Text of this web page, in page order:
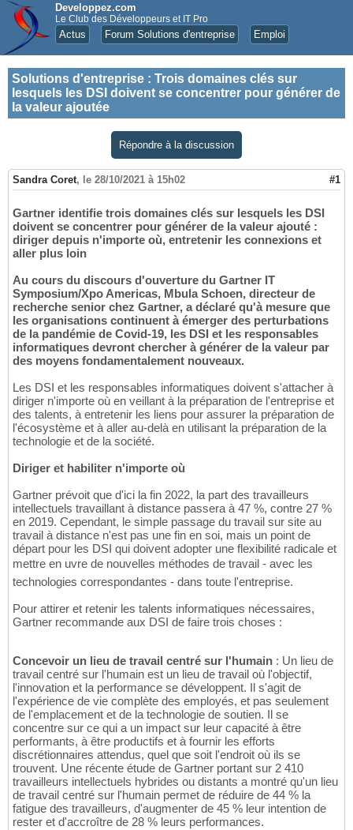
Developpez.com
Le Club des Développeurs et IT Pro
Actus Forum Solutions d'entreprise Emploi
Solutions d'entreprise : Trois domaines clés sur
lesquels les DSI doivent se concentrer pour générer de
la valeur ajoutée
Répondre à la discussion
Sandra Coret, le 28/10/2021 à 15h02 #1
Gartner identifie trois domaines clés sur lesquels les DSI
doivent se concentrer pour générer de la valeur ajouté :
diriger depuis n'importe où, entretenir les connexions et
aller plus loin
Au cours du discours d'ouverture du Gartner IT
Symposium/Xpo Americas, Mbula Schoen, directeur de
recherche senior chez Gartner, a déclaré qu'à mesure que
les organisations continuent à émerger des perturbations
de la pandémie de Covid-19, les DSI et les responsables
informatiques devront chercher à générer de la valeur par
des moyens fondamentalement nouveaux.
Les DSI et les responsables informatiques doivent s'attacher à
diriger n'importe où en veillant à la préparation de l'entreprise et
des talents, à entretenir les liens pour assurer la préparation de
l'écosystème et à aller au-delà en utilisant la préparation de la
technologie et de la société.
Diriger et habiliter n'importe où
Gartner prévoit que d'ici la fin 2022, la part des travailleurs
intellectuels travaillant à distance passera à 47 %, contre 27 %
en 2019. Cependant, le simple passage du travail sur site au
travail à distance n'est pas une fin en soi, mais un point de
départ pour les DSI qui doivent adopter une flexibilité radicale et
mettre en uvre de nouvelles méthodes de travail - avec les
technologies correspondantes - dans toute l'entreprise.
Pour attirer et retenir les talents informatiques nécessaires,
Gartner recommande aux DSI de faire trois choses :
Concevoir un lieu de travail centré sur l'humain : Un lieu de
travail centré sur l'humain est un lieu de travail où l'objectif,
l'innovation et la performance se développent. Il s'agit de
l'expérience de vie complète des employés, et pas seulement
de l'emplacement et de la technologie de soutien. Il se
concentre sur ce qui a un impact sur leur capacité à être
performants, à être productifs et à fournir les efforts
discrétionnaires attendus, quel que soit l'endroit où ils se
trouvent. Une récente étude de Gartner portant sur 2 410
travailleurs intellectuels hybrides ou distants a montré qu'un lieu
de travail centré sur l'humain permet de réduire de 44 % la
fatigue des travailleurs, d'augmenter de 45 % leur intention de
rester et d'accroître de 28 % leurs performances.